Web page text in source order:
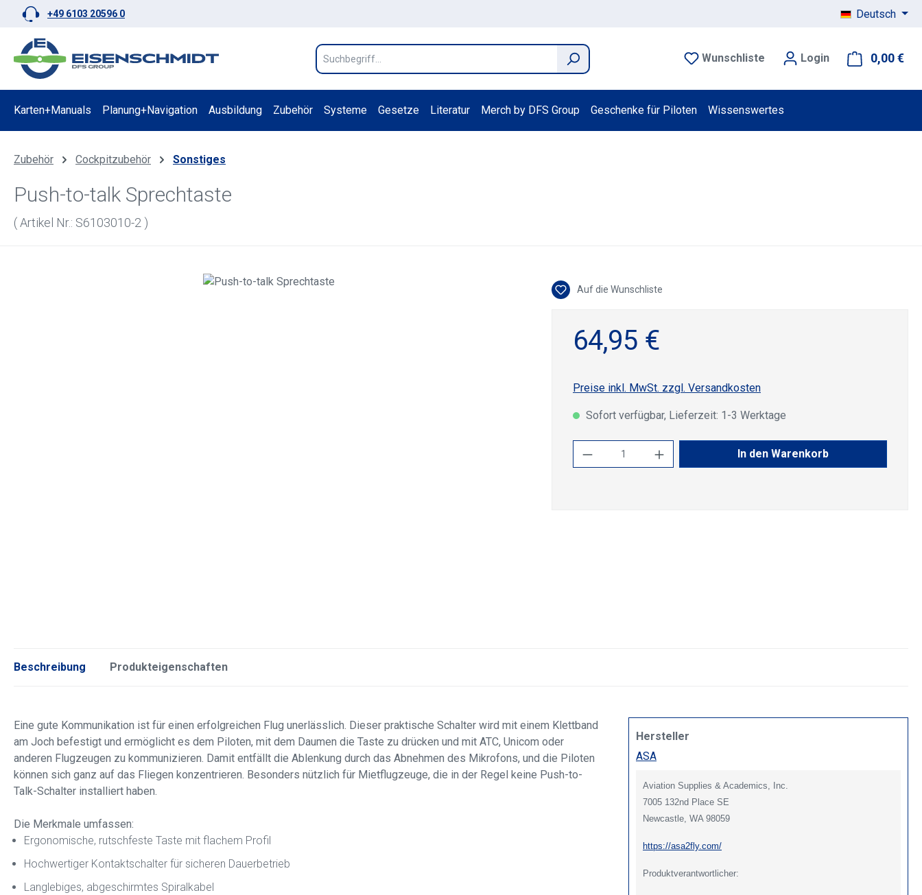
Hauptinhalt springen
Zur Suche springen
Zur Hauptnavigation springen
+49 6103 20596 0 Deutsch
Wunschliste Login 0,00 €
Karten+Manuals Planung+Navigation Ausbildung Zubehör Systeme Gesetze Literatur Merch by DFS Group Geschenke für Piloten Wissenswertes
Zubehör Cockpitzubehör Sonstiges
Push-to-talk Sprechtaste
( Artikel Nr.: S6103010-2 )
Auf die Wunschliste
64,95 €
Preise inkl. MwSt. zzgl. Versandkosten
Sofort verfügbar, Lieferzeit: 1-3 Werktage
Produkt Anzahl: Gib den gewünschten Wert
In den Warenkorb
Beschreibung Produkteigenschaften
Eine gute Kommunikation ist für einen erfolgreichen Flug unerlässlich. Dieser praktische Schalter wird mit einem Klettband
am Joch befestigt und ermöglicht es dem Piloten, mit dem Daumen die Taste zu drücken und mit ATC, Unicom oder
anderen Flugzeugen zu kommunizieren. Damit entfällt die Ablenkung durch das Abnehmen des Mikrofons, und die Piloten
können sich ganz auf das Fliegen konzentrieren. Besonders nützlich für Mietflugzeuge, die in der Regel keine Push-to-
Talk-Schalter installiert haben.
Die Merkmale umfassen:
Ergonomische, rutschfeste Taste mit flachem Profil
Hochwertiger Kontaktschalter für sicheren Dauerbetrieb
Langlebiges, abgeschirmtes Spiralkabel
Hersteller
ASA
Aviation Supplies & Academics, Inc.
7005 132nd Place SE
Newcastle, WA 98059
https://asa2fly.com/
Produktverantwortlicher: